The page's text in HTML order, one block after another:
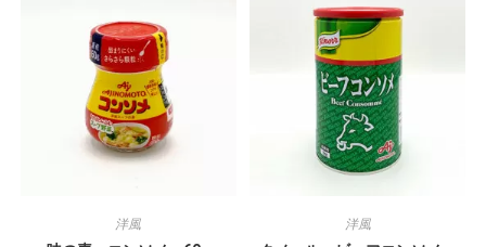
洋風 洋風